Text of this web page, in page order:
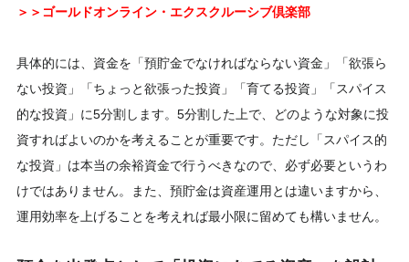
＞＞ゴールドオンライン・エクスクルーシブ倶楽部
具体的には、資金を「預貯金でなければならない資金」「欲張ら
ない投資」「ちょっと欲張った投資」「育てる投資」「スパイス
的な投資」に5分割します。5分割した上で、どのような対象に投
資すればよいのかを考えることが重要です。ただし「スパイス的
な投資」は本当の余裕資金で行うべきなので、必ず必要というわ
けではありません。また、預貯金は資産運用とは違いますから、
運用効率を上げることを考えれば最小限に留めても構いません。